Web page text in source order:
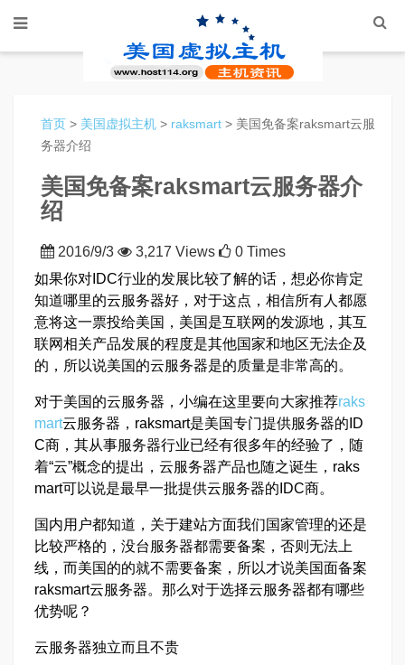
首页 > 美国虚拟主机 > raksmart > 美国免备案raksmart云服
务器介绍
美国免备案raksmart云服务器介
绍
2016/9/3 3,217 Views
0 Times
如果你对IDC行业的发展比较了解的话，想必你肯定
知道哪里的云服务器好，对于这点，相信所有人都愿
意将这一票投给美国，美国是互联网的发源地，其互
联网相关产品发展的程度是其他国家和地区无法企及
的，所以说美国的云服务器是的质量是非常高的。
对于美国的云服务器，小编在这里要向大家推荐raks
mart云服务器，raksmart是美国专门提供服务器的ID
C商，其从事服务器行业已经有很多年的经验了，随
着“云”概念的提出，云服务器产品也随之诞生，raks
mart可以说是最早一批提供云服务器的IDC商。
国内用户都知道，关于建站方面我们国家管理的还是
比较严格的，没台服务器都需要备案，否则无法上
线，而美国的的就不需要备案，所以才说美国面备案
raksmart云服务器。那么对于选择云服务器都有哪些
优势呢？
云服务器独立而且不贵